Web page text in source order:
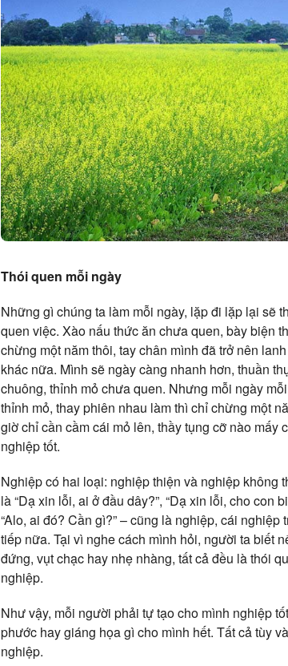
Thói quen mỗi ngày
Những gì chúng ta làm mỗi ngày, lặp đi lặp lại sẽ
quen việc. Xào nấu thức ăn chưa quen, bày biện
chừng một năm thôi, tay chân mình đã trở nên
khác nữa. Mình sẽ ngày càng nhanh hơn, thuần
chuông, thỉnh mỏ chưa quen. Nhưng mỗi ngày
thỉnh mỏ, thay phiên nhau làm thì chỉ chừng một
giờ chỉ cần cầm cái mỏ lên, thầy tụng cỡ nào
nghiệp tốt.
Nghiệp có hai loại: nghiệp thiện và nghiệp không
là “Dạ xin lỗi, ai ở đầu dây?”, “Dạ xin lỗi, cho con
“Alo, ai đó? Cần gì?” – cũng là nghiệp, cái
tiếp nữa. Tại vì nghe cách mình hỏi, người ta biết
đứng, vụt chạc hay nhẹ nhàng, tất cả đều là thói
nghiệp.
Như vậy, mỗi người phải tự tạo cho mình nghiệp
phước hay giáng họa gì cho mình hết. Tất cả tùy
nghiệp.